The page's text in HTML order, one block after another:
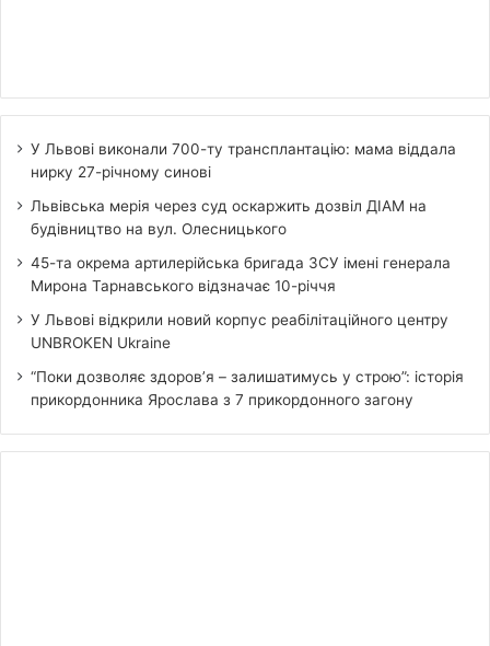
У Львові виконали 700-ту трансплантацію: мама віддала
нирку 27-річному синові
Львівська мерія через суд оскаржить дозвіл ДІАМ на
будівництво на вул. Олесницького
45-та окрема артилерійська бригада ЗСУ імені генерала
Мирона Тарнавського відзначає 10-річчя
У Львові відкрили новий корпус реабілітаційного центру
UNBROKEN Ukraine
“Поки дозволяє здоров’я – залишатимусь у строю”: історія
прикордонника Ярослава з 7 прикордонного загону